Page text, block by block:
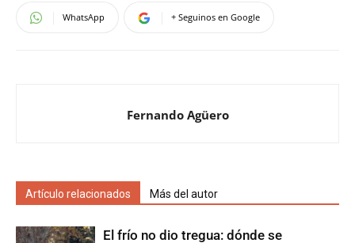
WhatsApp + Seguinos en Google
Fernando Agüero
Artículo relacionados Más del autor
El frío no dio tregua: dónde se